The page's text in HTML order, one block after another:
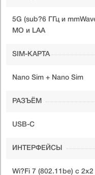
5G (sub?6 ГГц и
MO и LAA
SIM-КАРТА
Nano Sim + Nano Sim
РАЗЪЁМ
USB-C
ИНТЕРФЕЙСЫ
Wi?Fi 7 (802.11be) с